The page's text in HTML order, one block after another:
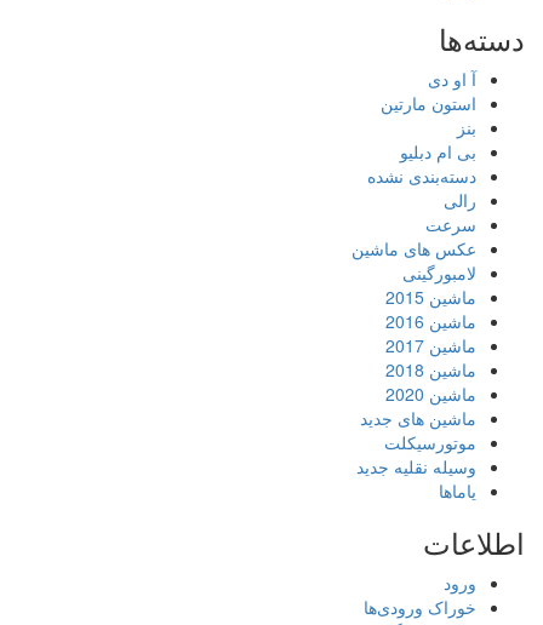
دسته‌ها
آ او دی
استون مارتین
بنز
بی ام دبلیو
دسته‌بندی نشده
رالی
سرعت
عکس های ماشین
لامبورگینی
ماشین 2015
ماشین 2016
ماشین 2017
ماشین 2018
ماشین 2020
ماشین های جدید
موتورسیکلت
وسیله نقلیه جدید
یاماها
اطلاعات
ورود
خوراک ورودی‌ها